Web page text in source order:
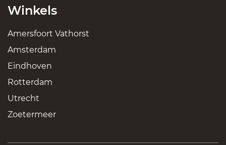
Winkels
Amersfoort Vathorst
Amsterdam
Eindhoven
Rotterdam
Utrecht
Zoetermeer